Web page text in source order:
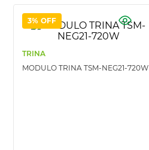
3% OFF
TRINA
MODULO TRINA TSM-NEG21-720W